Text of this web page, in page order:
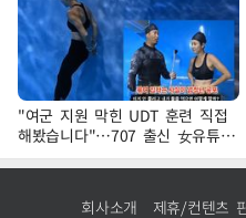
"여군 지원 막힌 UDT 훈련 직접
해봤습니다"…707 출신 女유튜버
'완벽 소화'
회사소개 제휴/컨텐츠